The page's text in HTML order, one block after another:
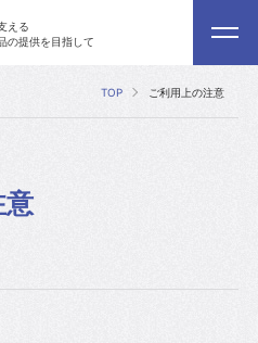
える
の提供を目指して
TOP ご利用上の注意
意